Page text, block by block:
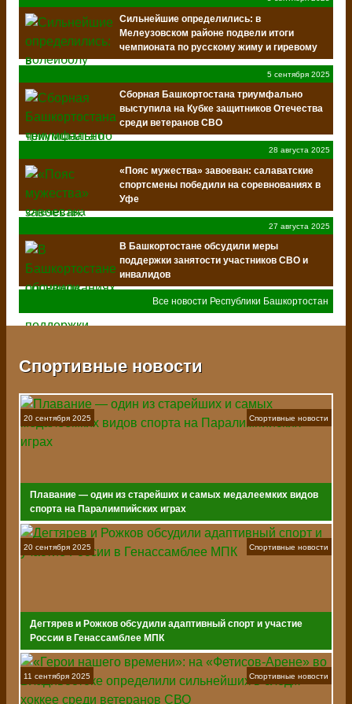
Сильнейшие определились: в
Мелеузовском районе подвели итоги
чемпионата по русскому жиму и гиревому
спорту
5 сентября 2025
Сборная Башкортостана триумфально
выступила на Кубке защитников Отечества
среди ветеранов СВО
28 августа 2025
«Пояс мужества» завоеван: салаватские
спортсмены победили на соревнованиях в
Уфе
27 августа 2025
В Башкортостане обсудили меры
поддержки занятости участников СВО и
инвалидов
Все новости Республики Башкортостан
Спортивные новости
20 сентября 2025
Плавание — один из старейших и самых медалеемких видов
спорта на Паралимпийских играх
Спортивные новости
20 сентября 2025
Дегтярев и Рожков обсудили адаптивный спорт и участие
России в Генассамблее МПК
Спортивные новости
11 сентября 2025 Спортивные новости